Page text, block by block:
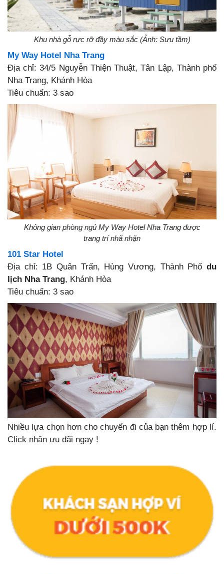
Khu nhà gỗ rực rỡ đầy màu sắc (Ảnh: Sưu tầm)
My Way Hotel Nha Trang
Địa chỉ: 34/5 Nguyễn Thiện Thuật, Tân Lập, Thành phố
Nha Trang, Khánh Hòa
Tiêu chuẩn: 3 sao
Không gian phòng ngủ My Way Hotel Nha Trang được
trang trí nhã nhặn
101 Star Hotel
Địa chỉ: 1B Quân Trấn, Hùng Vương, Thành Phố du
lịch Nha Trang, Khánh Hòa
Tiêu chuẩn: 3 sao
Nhiều lựa chọn hơn cho chuyến đi của bạn thêm hợp lí.
Click nhận ưu đãi ngay !